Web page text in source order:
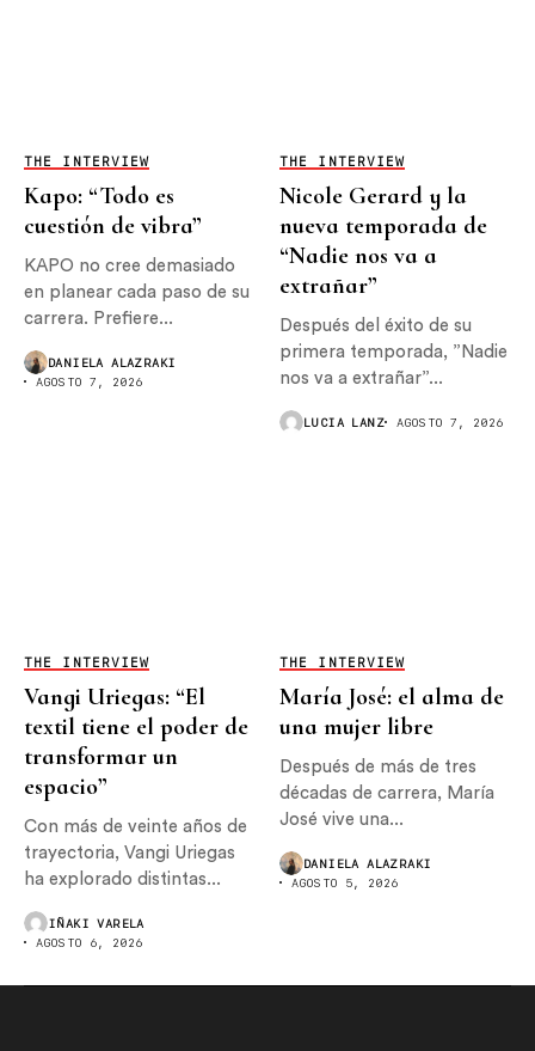
THE INTERVIEW
Kapo: “Todo es
cuestión de vibra”
KAPO no cree demasiado
en planear cada paso de su
carrera. Prefiere...
DANIELA ALAZRAKI
AGOSTO 7, 2026
THE INTERVIEW
Nicole Gerard y la
nueva temporada de
“Nadie nos va a
extrañar”
Después del éxito de su
primera temporada, ”Nadie
nos va a extrañar”...
LUCIA LANZ AGOSTO 7, 2026
THE INTERVIEW
Vangi Uriegas: “El
textil tiene el poder de
transformar un
espacio”
Con más de veinte años de
trayectoria, Vangi Uriegas
ha explorado distintas...
IÑAKI VARELA
AGOSTO 6, 2026
THE INTERVIEW
María José: el alma de
una mujer libre
Después de más de tres
décadas de carrera, María
José vive una...
DANIELA ALAZRAKI
AGOSTO 5, 2026